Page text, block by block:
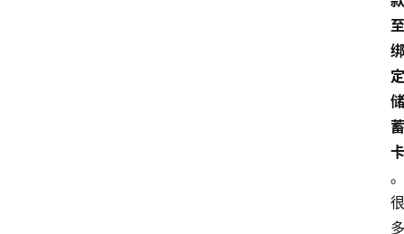
至
绑
定
储
蓄
卡
。
很
多